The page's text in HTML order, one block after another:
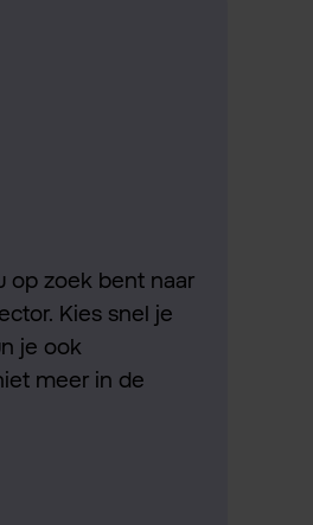
op zoek bent naar
Kies snel je
je ook
meer in de